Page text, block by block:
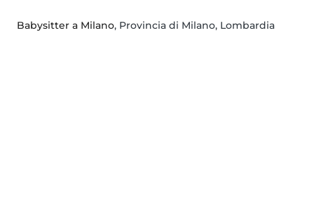
Babysitter a Milano, Provincia di Milano, Lombardia